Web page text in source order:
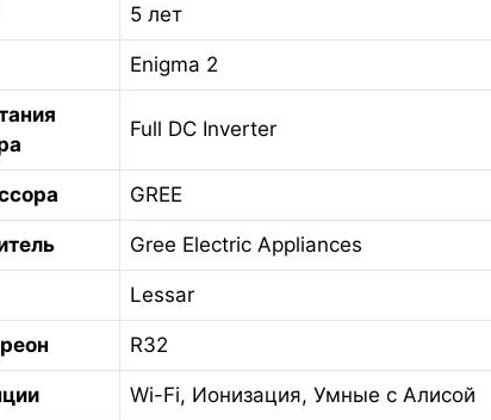
5 лет
Enigma 2
Full DC Inverter
GREE
Gree Electric Appliances
Lessar
R32
Wi-Fi, Ионизация, Умные с Алисой